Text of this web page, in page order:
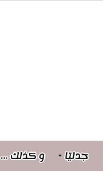
جدليّا
و كذلك …